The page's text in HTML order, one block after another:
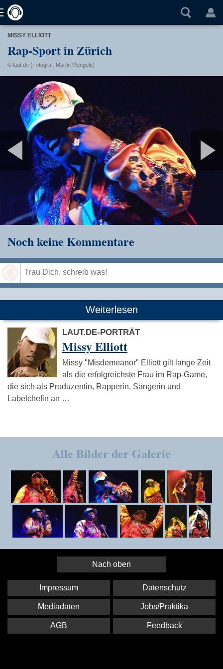
MISSY ELLIOTT
Rap-Sport in Zürich
© laut.de (Fotograf: Martin Mengele)
Noch keine Kommentare
Weiterlesen
LAUT.DE-PORTRÄT
Missy Elliott
Missy "Misdemeanor" Elliott gilt lange Zeit
als die erfolgreichste Frau im Rap-Game,
die sich als Produzentin, Rapperin, Sängerin und
Labelchefin an …
Alle Bilder der Galerie
Nach oben
Impressum Datenschutz
Mediadaten Jobs/Praktika
AGB Feedback